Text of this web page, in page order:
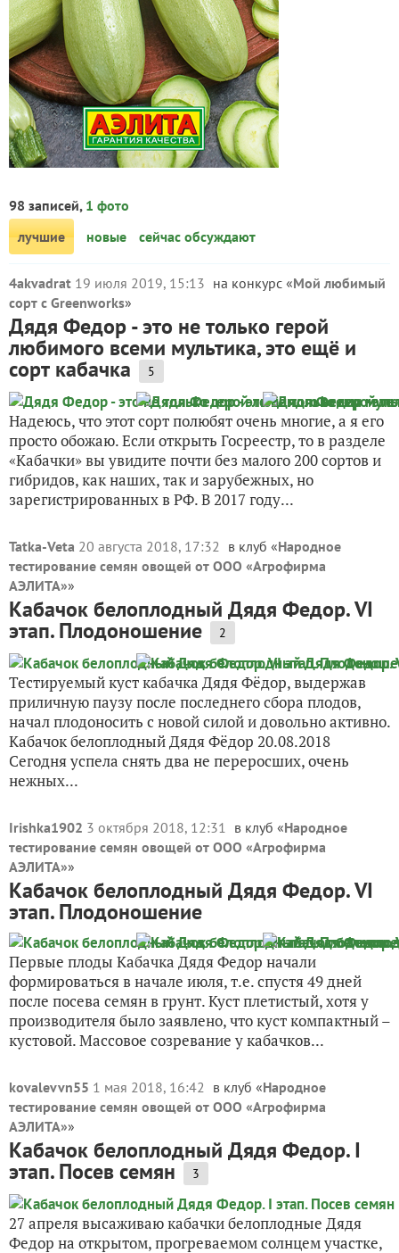
98 записей, 1 фото
лучшие
новые сейчас обсуждают
4akvadrat 19 июля 2019, 15:13 на конкурс «Мой любимый
сорт с Greenworks»
Дядя Федор - это не только герой
любимого всеми мультика, это ещё и
сорт кабачка 5
Надеюсь, что этот сорт полюбят очень многие, а я его
просто обожаю. Если открыть Госреестр, то в разделе
«Кабачки» вы увидите почти без малого 200 сортов и
гибридов, как наших, так и зарубежных, но
зарегистрированных в РФ. В 2017 году...
Tatka-Veta 20 августа 2018, 17:32 в клуб «Народное
тестирование семян овощей от ООО «Агрофирма
АЭЛИТА»»
Кабачок белоплодный Дядя Федор. VI
этап. Плодоношение 2
Тестируемый куст кабачка Дядя Фёдор, выдержав
приличную паузу после последнего сбора плодов,
начал плодоносить с новой силой и довольно активно.
Кабачок белоплодный Дядя Фёдор 20.08.2018
Сегодня успела снять два не переросших, очень
нежных...
Irishka1902 3 октября 2018, 12:31 в клуб «Народное
тестирование семян овощей от ООО «Агрофирма
АЭЛИТА»»
Кабачок белоплодный Дядя Федор. VI
этап. Плодоношение
Первые плоды Кабачка Дядя Федор начали
формироваться в начале июля, т.е. спустя 49 дней
после посева семян в грунт. Куст плетистый, хотя у
производителя было заявлено, что куст компактный –
кустовой. Массовое созревание у кабачков...
kovalevvn55 1 мая 2018, 16:42 в клуб «Народное
тестирование семян овощей от ООО «Агрофирма
АЭЛИТА»»
Кабачок белоплодный Дядя Федор. I
этап. Посев семян 3
27 апреля высаживаю кабачки белоплодные Дядя
Федор на открытом, прогреваемом солнцем участке,